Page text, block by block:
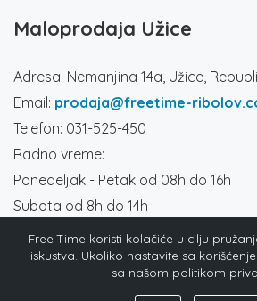
Maloprodaja Užice
Adresa: Nemanjina 14a, Užice,
Email: prodaja@freetime-
Telefon: 031-525-450
Radno vreme:
Ponedeljak - Petak od 08h do 16h
Subota od 8h do 14h
Društvene mreže
Free Time koristi kolačiće u cilju
iskustva. Ukoliko nastavite sa
sa našom politikom